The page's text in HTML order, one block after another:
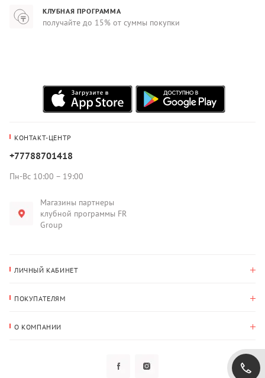
КЛУБНАЯ ПРОГРАММА
получайте до 15% от суммы покупки
КОНТАКТ-ЦЕНТР
+77788701418
Пн-Вс 10:00 – 19:00
Магазины партнеры
клубной программы FR
Group
ЛИЧНЫЙ КАБИНЕТ
Адрес для доставки
ПОКУПАТЕЛЯМ
О КОМПАНИИ
Политика конфиденциальности